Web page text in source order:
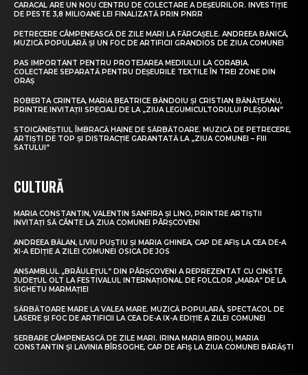
CARACAL ARE UN NOU CENTRU DE COLECTARE A DEȘEURILOR. INVESTIȚIE
DE PESTE 3,8 MILIOANE LEI FINALIZATĂ PRIN PNRR
PETRECERE CÂMPENEASCĂ DE ZILE MARI LA FĂRCAȘELE. ANDREEA BĂNICĂ,
MUZICĂ POPULARĂ ȘI UN FOC DE ARTIFICII GRANDIOS DE ZIUA COMUNEI
PAS IMPORTANT PENTRU PROTEJAREA MEDIULUI LA CORABIA.
COLECTARE SEPARATĂ PENTRU DEȘEURILE TEXTILE ÎN TREI ZONE DIN
ORAȘ
ROBERTA CRINTEA, MARIA BEATRICE BĂNDOIU ȘI CRISTIAN BĂNĂȚEANU,
PRINTRE INVITAȚII SPECIALI DE LA „ZIUA LEGUMICULTORULUI PLEȘOIAN”
STOICĂNEȘTIUL ÎMBRACĂ HAINE DE SĂRBĂTOARE. MUZICĂ DE PETRECERE,
ARTIȘTI DE TOP ȘI DISTRACȚIE GARANTATĂ LA „ZIUA COMUNEI – FIII
SATULUI”
CULTURĂ
MARIA CONSTANTIN, VALENTIN SANFIRA ȘI LINO, PRINTRE ARTIȘTII
INVITAȚI SĂ CÂNTE LA ZIUA COMUNEI PÂRȘCOVENI
ANDREEA BĂLAN, LIVIU PUȘTIU ȘI MARIA GHINEA, CAP DE AFIȘ LA CEA DE-A
XI-A EDIȚIE A ZILEI COMUNEI OSICA DE JOS
ANSAMBLUL „BRÂULEȚUL” DIN PÂRȘCOVENI A REPREZENTAT CU CINSTE
JUDEȚUL OLT LA FESTIVALUL INTERNAȚIONAL DE FOLCLOR „MARA” DE LA
SIGHETU MARMAȚIEI
SĂRBĂTOARE MARE LA VALEA MARE. MUZICĂ POPULARĂ, SPECTACOL DE
LASERE ȘI FOC DE ARTIFICII LA CEA DE-A IX-A EDIȚIE A ZILEI COMUNEI
SERBARE CÂMPENEASCĂ DE ZILE MARI. IRINA MARIA BIROU, MARIA
CONSTANTIN ȘI LAVINIA BÎRSOGHE, CAP DE AFIȘ LA ZIUA COMUNEI BĂRĂȘTI